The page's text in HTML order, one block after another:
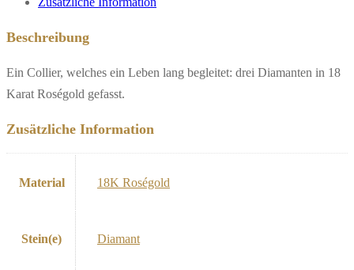
Beschreibung
Ein Collier, welches ein Leben lang begleitet: drei Diamanten in 18
Karat Roségold gefasst.
Zusätzliche Information
Material 18K Roségold
Stein(e) Diamant